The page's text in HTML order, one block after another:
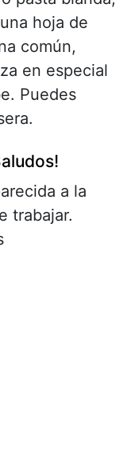
hoja de
común,
en especial
Puedes
a la
trabajar.